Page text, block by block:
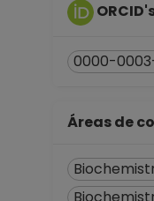
0000-
Áreas de